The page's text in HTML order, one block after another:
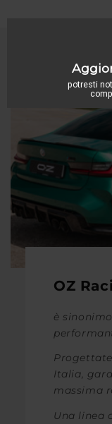
OZ
è
Italia,
massima
Una linea